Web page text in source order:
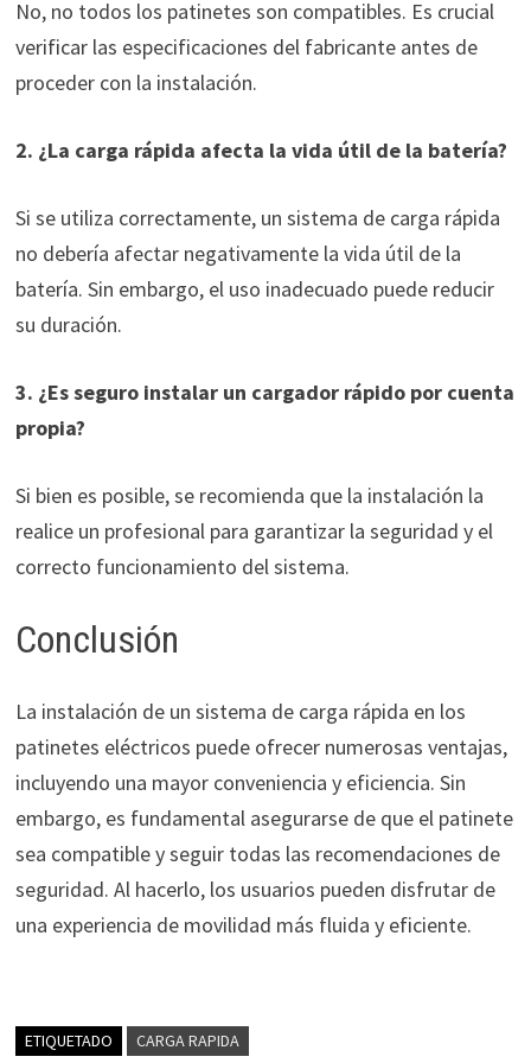
No, no todos los patinetes son compatibles. Es crucial
verificar las especificaciones del fabricante antes de
proceder con la instalación.
2. ¿La carga rápida afecta la vida útil de la batería?
Si se utiliza correctamente, un sistema de carga rápida
no debería afectar negativamente la vida útil de la
batería. Sin embargo, el uso inadecuado puede reducir
su duración.
3. ¿Es seguro instalar un cargador rápido por cuenta
propia?
Si bien es posible, se recomienda que la instalación la
realice un profesional para garantizar la seguridad y el
correcto funcionamiento del sistema.
Conclusión
La instalación de un sistema de carga rápida en los
patinetes eléctricos puede ofrecer numerosas ventajas,
incluyendo una mayor conveniencia y eficiencia. Sin
embargo, es fundamental asegurarse de que el patinete
sea compatible y seguir todas las recomendaciones de
seguridad. Al hacerlo, los usuarios pueden disfrutar de
una experiencia de movilidad más fluida y eficiente.
ETIQUETADO CARGA RAPIDA